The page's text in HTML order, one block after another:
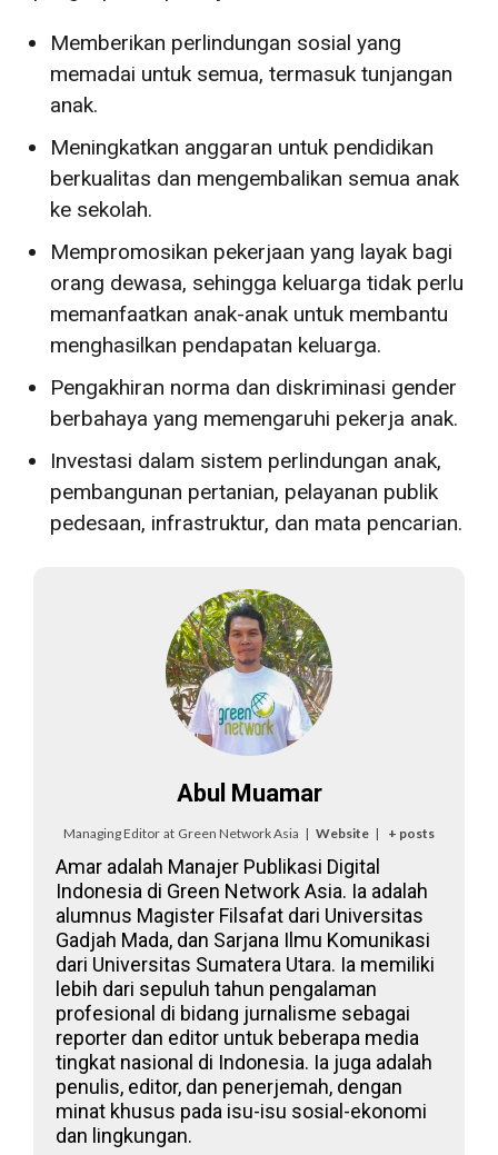
Memberikan perlindungan sosial yang
memadai untuk semua, termasuk tunjangan
anak.
Meningkatkan anggaran untuk pendidikan
berkualitas dan mengembalikan semua anak
ke sekolah.
Mempromosikan pekerjaan yang layak bagi
orang dewasa, sehingga keluarga tidak perlu
memanfaatkan anak-anak untuk membantu
menghasilkan pendapatan keluarga.
Pengakhiran norma dan diskriminasi gender
berbahaya yang memengaruhi pekerja anak.
Investasi dalam sistem perlindungan anak,
pembangunan pertanian, pelayanan publik
pedesaan, infrastruktur, dan mata pencarian.
Abul Muamar
Managing Editor at Green Network Asia | Website | + posts
Amar adalah Manajer Publikasi Digital
Indonesia di Green Network Asia. Ia adalah
alumnus Magister Filsafat dari Universitas
Gadjah Mada, dan Sarjana Ilmu Komunikasi
dari Universitas Sumatera Utara. Ia memiliki
lebih dari sepuluh tahun pengalaman
profesional di bidang jurnalisme sebagai
reporter dan editor untuk beberapa media
tingkat nasional di Indonesia. Ia juga adalah
penulis, editor, dan penerjemah, dengan
minat khusus pada isu-isu sosial-ekonomi
dan lingkungan.